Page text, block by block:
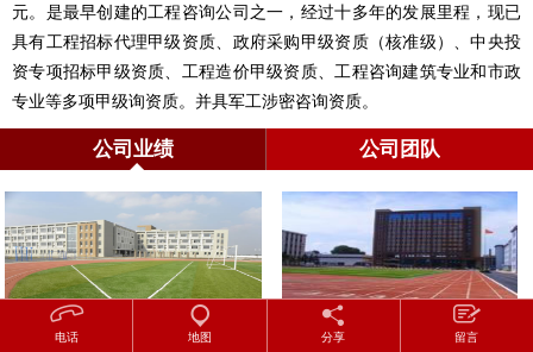
元。是最早创建的工程咨询公司之一，经过十多年的发展里程，现已
具有工程招标代理甲级资质、政府采购甲级资质（核准级）、中央投
资专项招标甲级资质、工程造价甲级资质、工程咨询建筑专业和市政
专业等多项甲级询资质。并具军工涉密咨询资质。
公司业绩 公司团队
长春市双丰小学校 长春市红民小学
电话 地图 分享 留言